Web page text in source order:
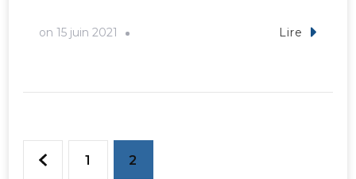
on 15 juin 2021 Lire
Pagination
Page
1 Page
2